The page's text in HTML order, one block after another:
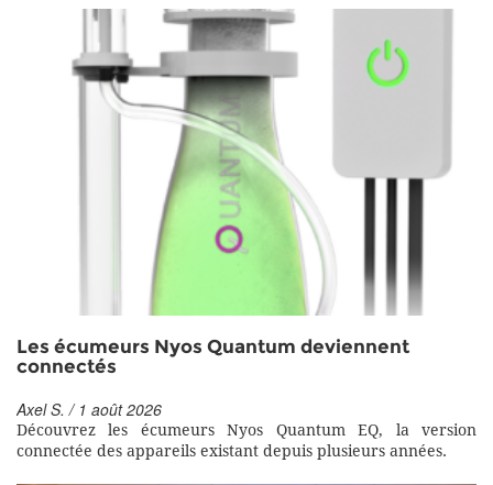
Les écumeurs Nyos Quantum deviennent
connectés
Axel S. / 1 août 2026
Découvrez les écumeurs Nyos Quantum EQ, la version
connectée des appareils existant depuis plusieurs années.